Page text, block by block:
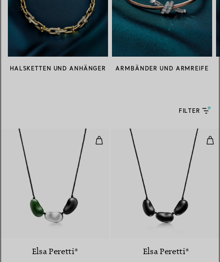
HALSKETTEN UND ANHÄNGER ARMBÄNDER UND ARMREIFE
FILTER
Bean Design Halskette in Silber
Elsa Peretti® Elsa Peretti®